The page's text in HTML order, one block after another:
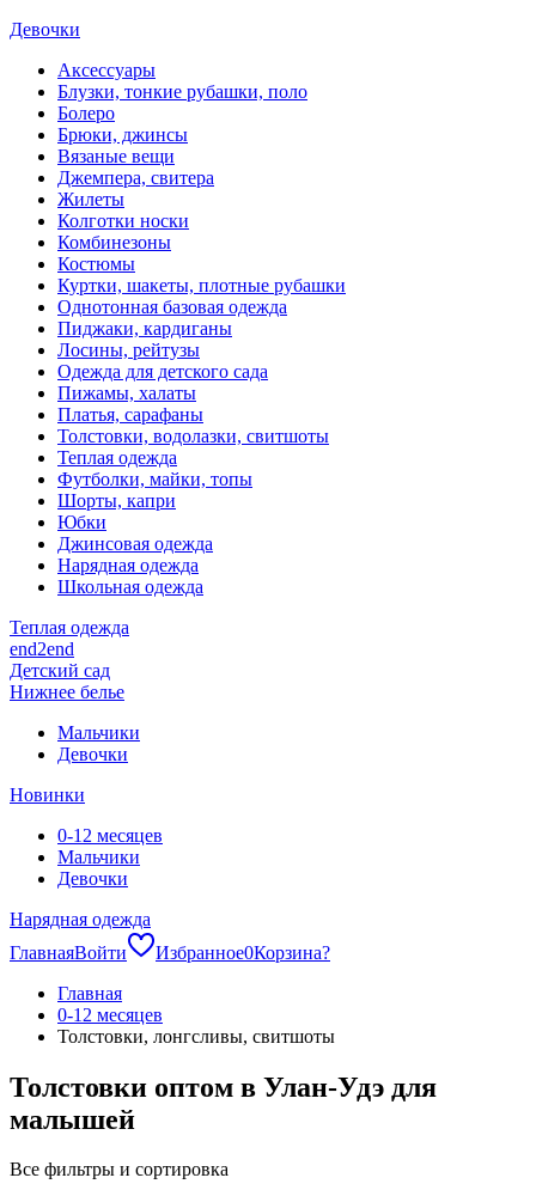
Девочки
Аксессуары
Блузки, тонкие рубашки, поло
Болеро
Брюки, джинсы
Вязаные вещи
Джемпера, свитера
Жилеты
Колготки носки
Комбинезоны
Костюмы
Куртки, шакеты, плотные рубашки
Однотонная базовая одежда
Пиджаки, кардиганы
Лосины, рейтузы
Одежда для детского сада
Пижамы, халаты
Платья, сарафаны
Толстовки, водолазки, свитшоты
Теплая одежда
Футболки, майки, топы
Шорты, капри
Юбки
Джинсовая одежда
Нарядная одежда
Школьная одежда
Теплая одежда
end2end
Детский сад
Нижнее белье
Мальчики
Девочки
Новинки
0-12 месяцев
Мальчики
Девочки
Нарядная одежда
ГлавнаяВойти Избранное0Корзина?
Главная
0-12 месяцев
Толстовки, лонгсливы, свитшоты
Толстовки оптом в Улан-Удэ для
малышей
Все фильтры и сортировка